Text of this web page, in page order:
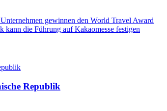
gewinnen den World Travel Award
kann die Führung auf Kakaomesse festigen
Republik